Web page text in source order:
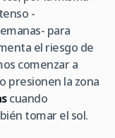
-
para
el riesgo de
comenzar a
presionen la zona
cuando
tomar el sol.